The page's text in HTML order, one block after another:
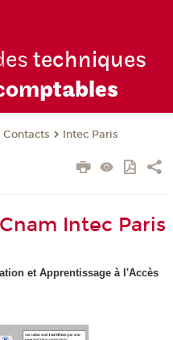
techniques
ptables
Contacts Intec Paris
Intec Paris
et Apprentissage à l'Accès